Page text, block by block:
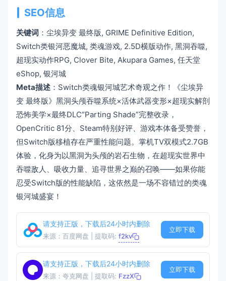
SEO信息
关键词 ：尘埃异变 最终版, GRIME Definitive Edition,
Switch类银河恶魔城, 类魂游戏, 2.5D横版动作, 黑洞吞噬,
超现实动作RPG, Clover Bite, Akupara Games, 任天堂
eShop, 银河城
Meta描述 ：Switch类魂银河城艺术奇观之作！《尘埃异
变 最终版》黑洞头颅吞噬系统×活体武器变形×超现实解剖
恐怖美学×最终DLC“Parting Shade”完整收录，
OpenCritic 81分、Steam特别好评、游戏本体备受赞誉，
但Switch版移植存在严重性能问题。掌机TV双模式2.7GB
体验，化身为以黑洞为头颅的岩石生物，在超现实世界中
吞噬敌人、吸收力量、追寻世界之巅的召唤——如果你能
忍受Switch版的性能缺陷，这依然是一场不容错过的类魂
银河城盛宴！
请支持正版，下载后24小时内删除
来源：百度网盘 | 提取码: f2kv
立即下载
请支持正版，下载后24小时内删除
来源：夸克网盘 | 提取码: FzzX
立即下载